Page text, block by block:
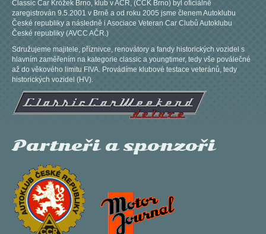
Classic Car Króžek Brno, klub v AČR, (CCK Brno) byl oficiálně
zaregistrován 9.5.2001 v Brně a od roku 2005 jsme členem Autoklubu
České republiky a následně i Asociace Veteran Car Clubů Autoklubu
České republiky (AVCC AČR.)
Sdružujeme majitele, příznivce, renovátory a fandy historických vozidel s
hlavním zaměřením na kategorie classic a youngtimer, tedy vše poválečné
až do věkového limitu FIVA. Provádíme klubové testace veteránů, tedy
historických vozidel (HV).
Partneři a sponzoři